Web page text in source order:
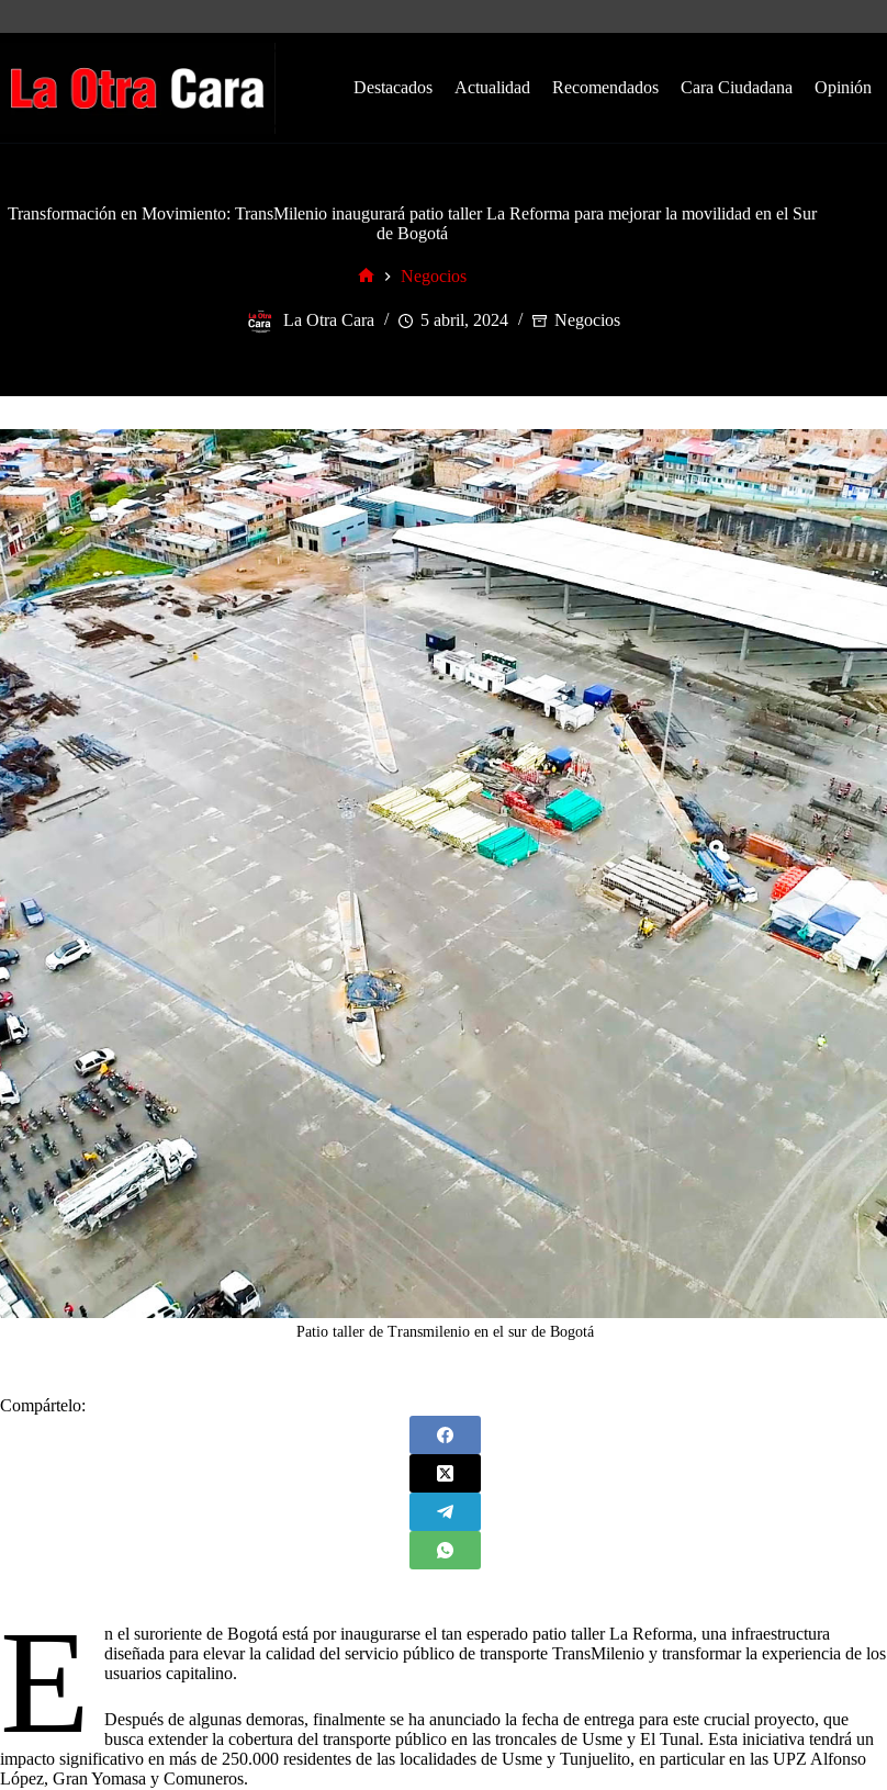
Destacados Actualidad Recomendados Cara Ciudadana Opinión
Transformación en Movimiento: TransMilenio inaugurará patio taller La Reforma para mejorar la movilidad en el Sur
de Bogotá
Negocios
La Otra Cara 5 abril, 2024 Negocios
Patio taller de Transmilenio en el sur de Bogotá
Compártelo:
E
n el suroriente de Bogotá está por inaugurarse el tan esperado patio taller La Reforma, una infraestructura
diseñada para elevar la calidad del servicio público de transporte TransMilenio y transformar la experiencia de los
usuarios capitalino.
Después de algunas demoras, finalmente se ha anunciado la fecha de entrega para este crucial proyecto, que
busca extender la cobertura del transporte público en las troncales de Usme y El Tunal. Esta iniciativa tendrá un
impacto significativo en más de 250.000 residentes de las localidades de Usme y Tunjuelito, en particular en las UPZ Alfonso
López, Gran Yomasa y Comuneros.